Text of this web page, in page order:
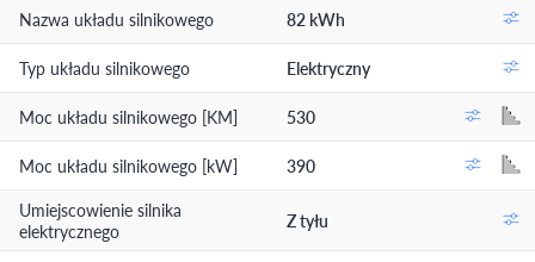
Nazwa układu silnikowego 82 kWh
Typ układu silnikowego Elektryczny
Moc układu silnikowego [KM] 530
Moc układu silnikowego [kW]
390
Umiejscowienie silnika
elektrycznego
Z tyłu